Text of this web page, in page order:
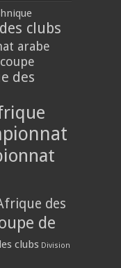
clubs
arabe
des
des
de
clubs Division